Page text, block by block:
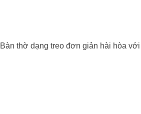
Bàn thờ dạng treo đơn giản hài hòa